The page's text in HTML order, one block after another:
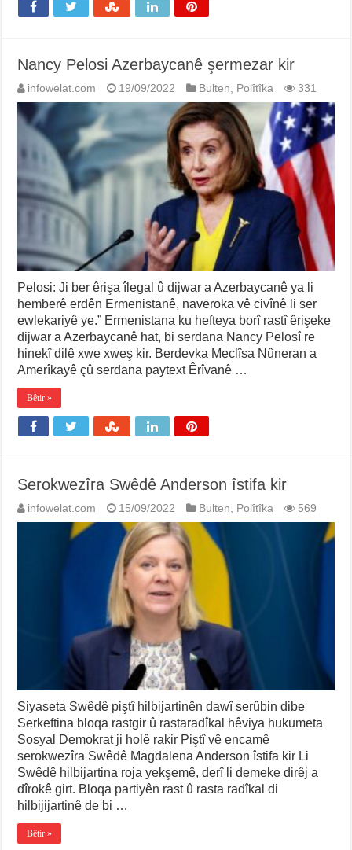
Nancy Pelosi Azerbaycanê şermezar kir
infowelat.com 19/09/2022 Bulten Polîtîka 331
Pelosi: Ji ber êrişa îlegal û dijwar a Azerbaycanê ya li
hemberê erdên Ermenistanê, naveroka vê civînê li ser
ewlekariyê ye.” Ermenistana ku hefteya borî rastî êrişeke
dijwar a Azerbaycanê hat, bi serdana Nancy Pelosî re
hinekî dilê xwe xweş kir. Berdevka Meclîsa Nûneran a
Amerîkayê çû serdana paytext Êrîvanê …
Bêtir »
Serokwezîra Swêdê Anderson îstifa kir
infowelat.com 15/09/2022 Bulten Polîtîka 569
Siyaseta Swêdê piştî hilbijartinên dawî serûbin dibe
Serkeftina bloqa rastgir û rastaradîkal hêviya hukumeta
Sosyal Demokrat ji holê rakir Piştî vê encamê
serokwezîra Swêdê Magdalena Anderson îstifa kir Li
Swêdê hilbijartina roja yekşemê, derî li demeke dirêj a
dîrokê girt. Bloqa partiyên rast û rasta radîkal di
hilbijijartinê de bi …
Bêtir »